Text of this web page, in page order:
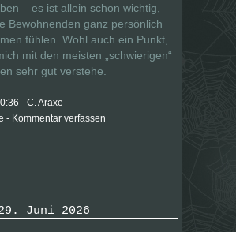
– es ist allein schon wichtig,
Bewohnenden ganz persönlich
fühlen. Wohl auch ein Punkt,
mit den meisten „schwierigen“
sehr gut verstehe.
- C. Araxe
- Kommentar verfassen
Juni 2026